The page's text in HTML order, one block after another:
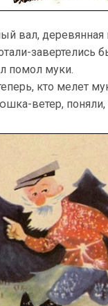
вал, деревянная
завертелись
помол муки.
кто мелет
ветер, поняли,